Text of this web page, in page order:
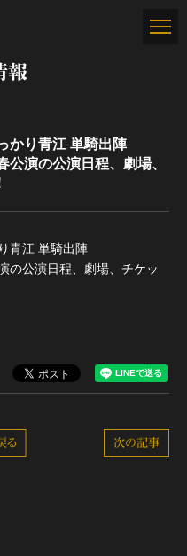
報
かり青江 単騎出陣
演の公演日程、劇場、
青江 単騎出陣
の公演日程、劇場、チケッ
次の記事
る